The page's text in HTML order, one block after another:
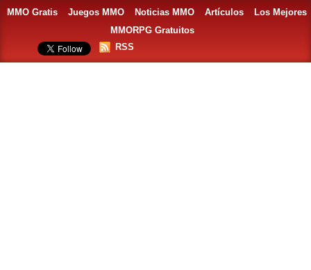
MMO Gratis Juegos MMO Noticias MMO Artículos
Los Mejores
MMORPG Gratuitos
RSS